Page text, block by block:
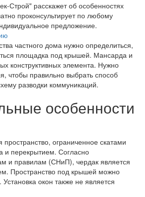
Строй" расскажет об особенностях
проконсультирует по любому
предложение.
частного дома нужно определиться,
площадка под крышей. Мансарда и
конструктивных элемента. Нужно
чтобы правильно выбрать способ
разводки коммуникаций.
особенности
ограниченное скатами
и перекрытием. Согласно
и правилам (СНиП), чердак является
Пространство под крышей можно
Установка окон также не является